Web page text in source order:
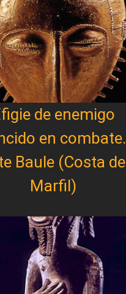
de enemigo
en combate.
Baule (Costa de
Marfil)